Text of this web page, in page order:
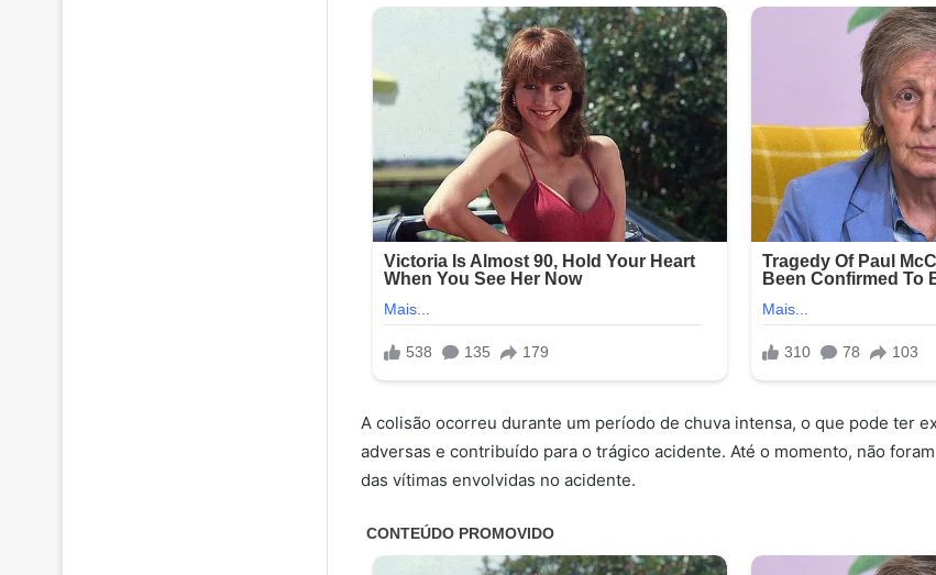
A colisão ocorreu durante um período de chuva intensa, o que pode ter
adversas e contribuído para o trágico acidente. Até o momento, não
das vítimas envolvidas no acidente.